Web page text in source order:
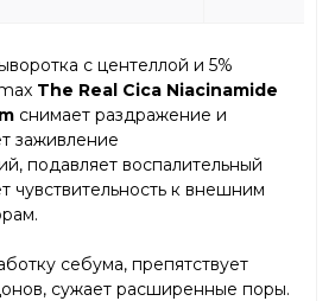
с центеллой и 5%
The Real Cica Niacinamide
снимает раздражение и
заживление
подавляет воспалительный
чувствительность к внешним
себума, препятствует
сужает расширенные поры.